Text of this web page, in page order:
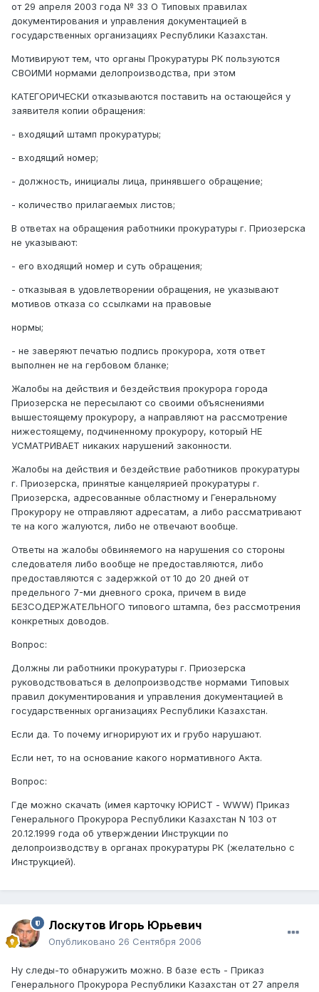
от 29 апреля 2003 года № 33 О Типовых правилах
документирования и управления документацией в
государственных организациях Республики Казахстан.
Мотивируют тем, что органы Прокуратуры РК пользуются
СВОИМИ нормами делопроизводства, при этом
КАТЕГОРИЧЕСКИ отказываются поставить на остающейся у
заявителя копии обращения:
- входящий штамп прокуратуры;
- входящий номер;
- должность, инициалы лица, принявшего обращение;
- количество прилагаемых листов;
В ответах на обращения работники прокуратуры г. Приозерска
не указывают:
- его входящий номер и суть обращения;
- отказывая в удовлетворении обращения, не указывают
мотивов отказа со ссылками на правовые
нормы;
- не заверяют печатью подпись прокурора, хотя ответ
выполнен не на гербовом бланке;
Жалобы на действия и бездействия прокурора города
Приозерска не пересылают со своими объяснениями
вышестоящему прокурору, а направляют на рассмотрение
нижестоящему, подчиненному прокурору, который НЕ
УСМАТРИВАЕТ никаких нарушений законности.
Жалобы на действия и бездействие работников прокуратуры
г. Приозерска, принятые канцелярией прокуратуры г.
Приозерска, адресованные областному и Генеральному
Прокурору не отправляют адресатам, а либо рассматривают
те на кого жалуются, либо не отвечают вообще.
Ответы на жалобы обвиняемого на нарушения со стороны
следователя либо вообще не предоставляются, либо
предоставляются с задержкой от 10 до 20 дней от
предельного 7-ми дневного срока, причем в виде
БЕЗСОДЕРЖАТЕЛЬНОГО типового штампа, без рассмотрения
конкретных доводов.
Вопрос:
Должны ли работники прокуратуры г. Приозерска
руководствоваться в делопроизводстве нормами Типовых
правил документирования и управления документацией в
государственных организациях Республики Казахстан.
Если да. То почему игнорируют их и грубо нарушают.
Если нет, то на основание какого нормативного Акта.
Вопрос:
Где можно скачать (имея карточку ЮРИСТ - WWW) Приказ
Генерального Прокурора Республики Казахстан N 103 от
20.12.1999 года об утверждении Инструкции по
делопроизводству в органах прокуратуры РК (желательно с
Инструкцией).
Лоскутов Игорь Юрьевич
Опубликовано 26 Сентября 2006
Ну следы-то обнаружить можно. В базе есть - Приказ
Генерального Прокурора Республики Казахстан от 27 апреля